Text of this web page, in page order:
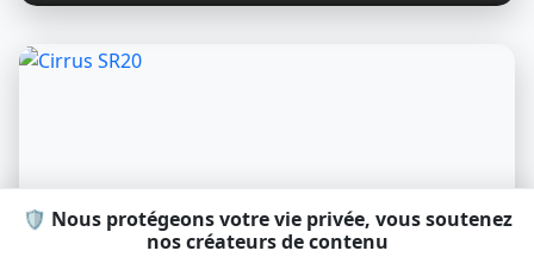
🛡️ Nous protégeons votre vie privée, vous soutenez
nos créateurs de contenu